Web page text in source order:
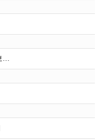
[카드뉴스] 성평등주간맞이청소년성문화센터홍보카드뉴스